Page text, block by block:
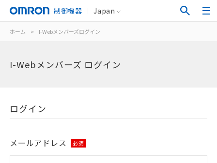
制御機器 Japan
ホーム > I-Webメンバーズログイン
I-Webメンバーズ ログイン
ログイン
メールアドレス 必須